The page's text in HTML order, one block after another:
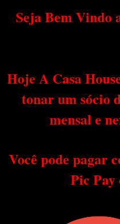
Seja Bem Vindo
Hoje A Casa
tonar um sócio
mensal e
Você pode pagar
Pic